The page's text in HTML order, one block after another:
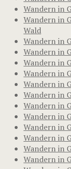
Wandern in
Wandern in
Wald
Wandern in
Wandern in
Wandern in
Wandern in
Wandern in
Wandern in
Wandern in
Wandern in
Wandern in
Wandern in
Wandern in
Wandern in